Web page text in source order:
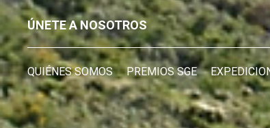
ÚNETE A NOSOTROS
QUIÉNES SOMOS PREMIOS SGE